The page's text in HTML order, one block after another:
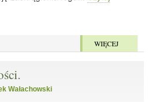
WIĘCEJ
Wałachowski